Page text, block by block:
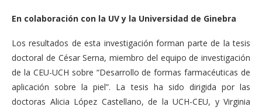
En colaboración con la UV y la Universidad de Ginebra
Los resultados de esta investigación forman parte de la tesis
doctoral de César Serna, miembro del equipo de investigación
de la CEU-UCH sobre “Desarrollo de formas farmacéuticas de
aplicación sobre la piel”. La tesis ha sido dirigida por las
doctoras Alicia López Castellano, de la UCH-CEU, y Virginia